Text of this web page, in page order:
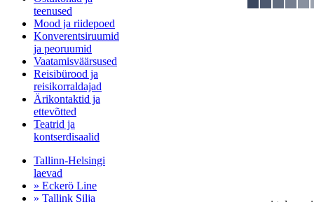
teenused
Mood ja riidepoed
Konverentsiruumid
ja peoruumid
Vaatamisväärsused
Reisibürood ja
reisikorraldajad
Ärikontaktid ja
ettevõtted
Teatrid ja
kontserdisaalid
Tallinn-Helsingi
laevad
» Eckerö Line
» Tallink Silja